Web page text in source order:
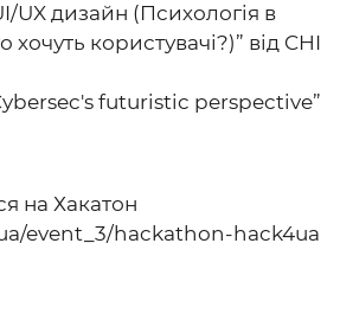
UX дизайн (Психологія в
хочуть користувачі?)” від CHI
futuristic perspective”
на Хакатон
event_3/hackathon-hack4ua